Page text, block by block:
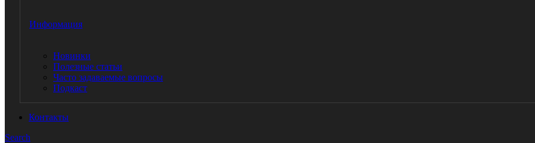
Информация
Новинки
Полезные статьи
Часто задаваемые вопросы
Подкаст
Контакты
Search